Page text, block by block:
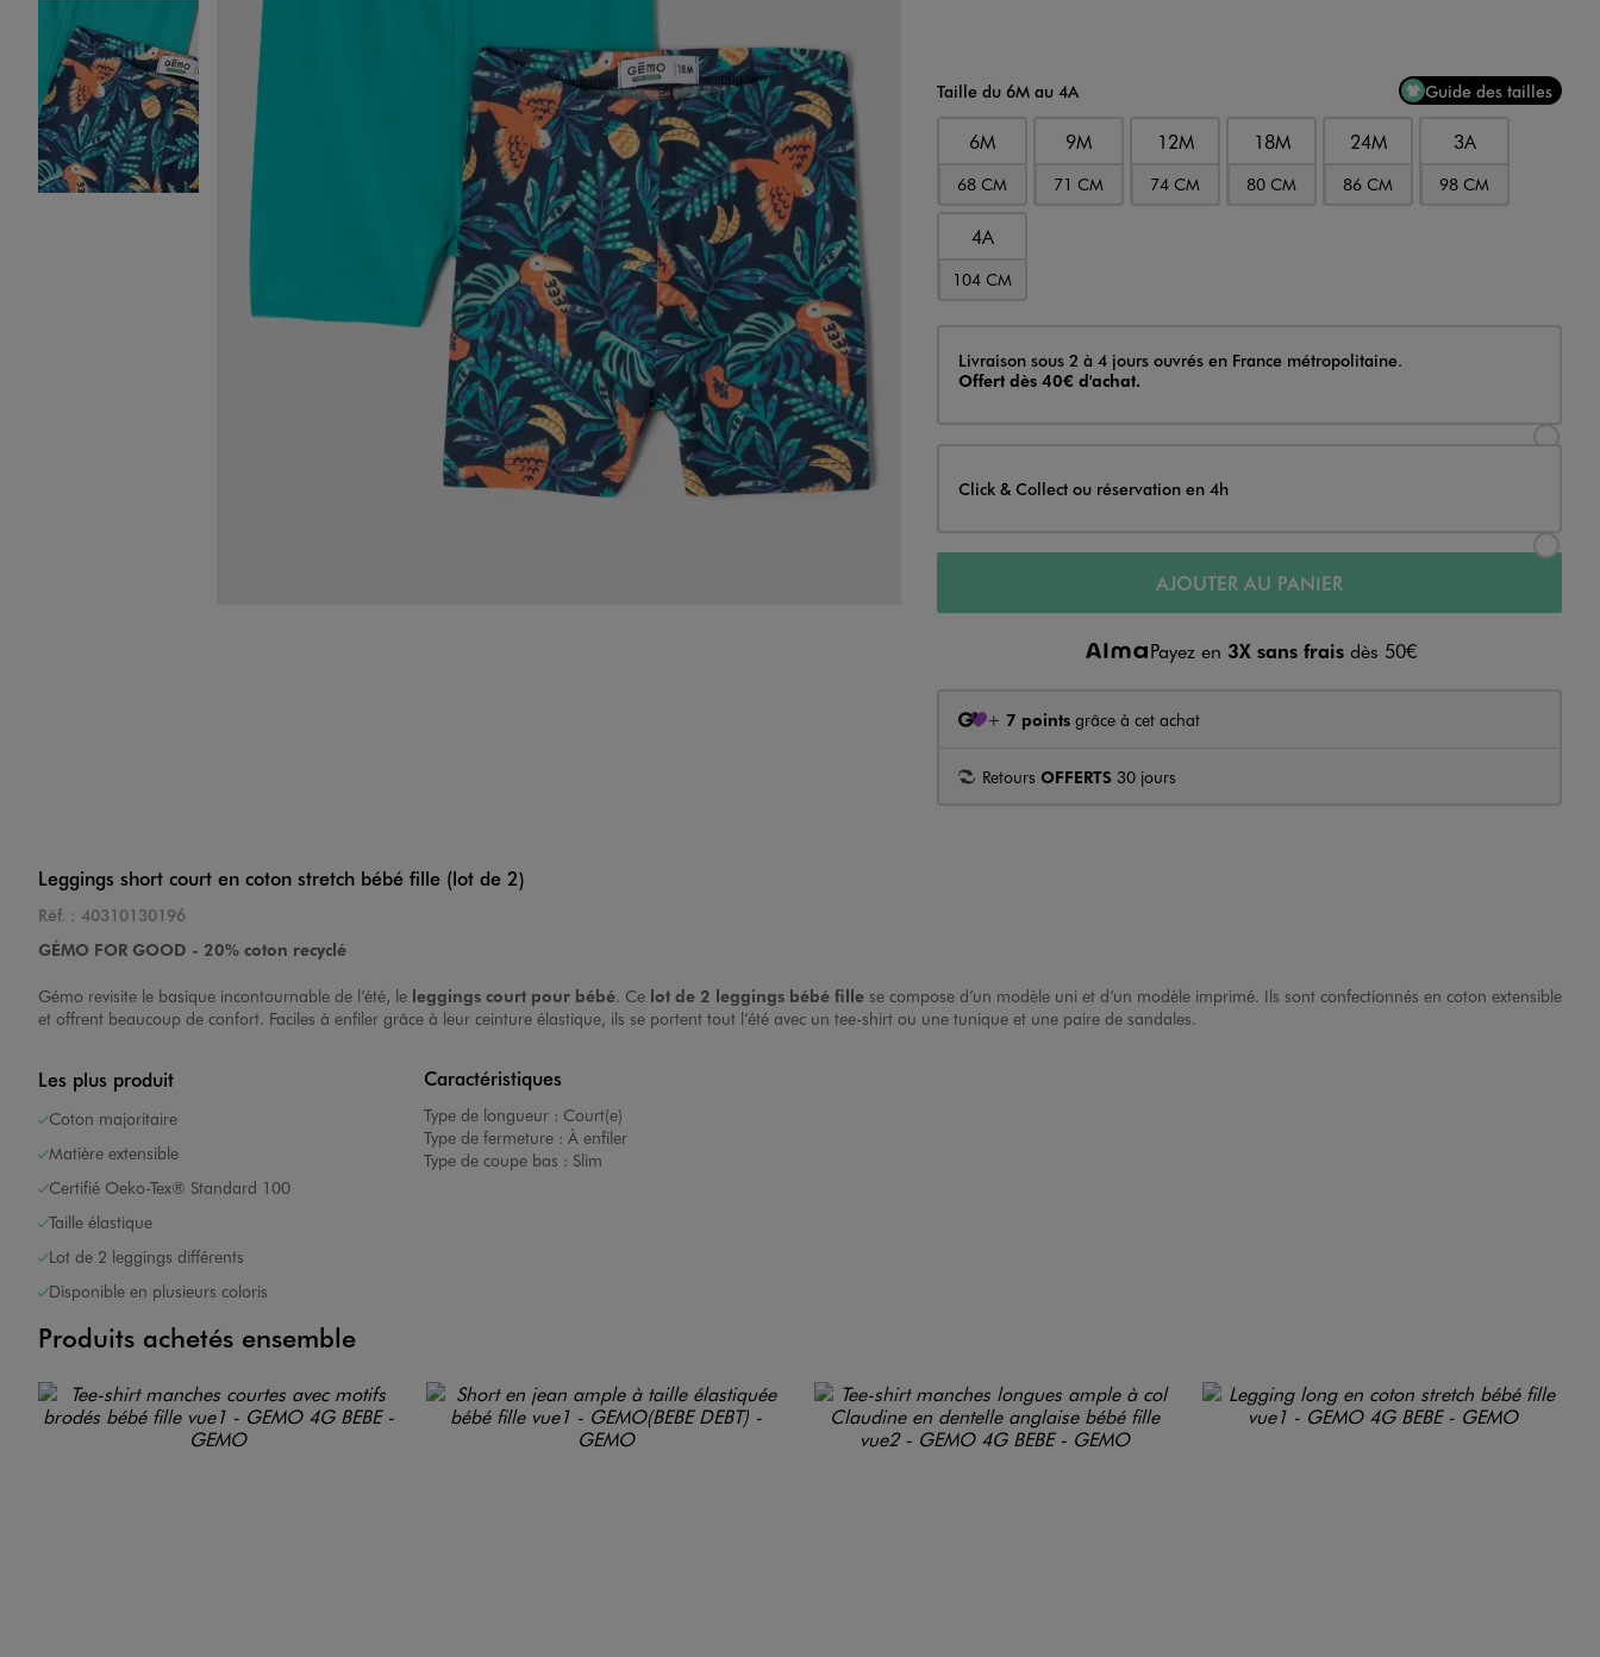
Image 2 sur 3
Taille du 6M au 4A Guide des tailles
6M
68 CM
9M
71 CM
12M
74 CM
18M
80 CM
24M
86 CM
3A
98 CM
4A
104 CM
Livraison
Livraison sous 2 à 4 jours ouvrés en France métropolitaine.
Offert dès 40€ d'achat.
Click & Collect ou réservation en 4h
AJOUTER AU PANIER
Payez en 3X sans fraisdès 50€
+ 7 pointsgrâce à cet achat
Retours OFFERTS 30 jours
Leggings short court en coton stretch bébé fille (lot de 2)
Réf. : 40310130196
GÉMO FOR GOOD - 20% coton recyclé
Gémo revisite le basique incontournable de l’été, le leggings court pour bébé. Ce lot de 2 leggings bébé fille se compose d’un modèle uni et d’un modèle imprimé. Ils sont confectionnés en coton extensible
et offrent beaucoup de confort. Faciles à enfiler grâce à leur ceinture élastique, ils se portent tout l’été avec un tee-shirt ou une tunique et une paire de sandales.
Les plus produit
Coton majoritaire
Matière extensible
Certifié Oeko-Tex® Standard 100
Taille élastique
Lot de 2 leggings différents
Disponible en plusieurs coloris
Caractéristiques
Type de longueur : Court(e)
Type de fermeture : À enfiler
Type de coupe bas : Slim
Produits achetés ensemble